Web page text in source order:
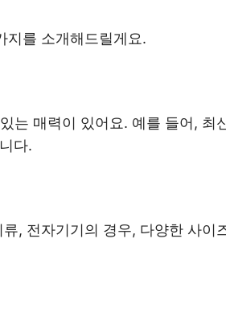
지를 소개해드릴게요.
는 매력이 있어요. 예를 들어, 최
다.
, 전자기기의 경우, 다양한 사이